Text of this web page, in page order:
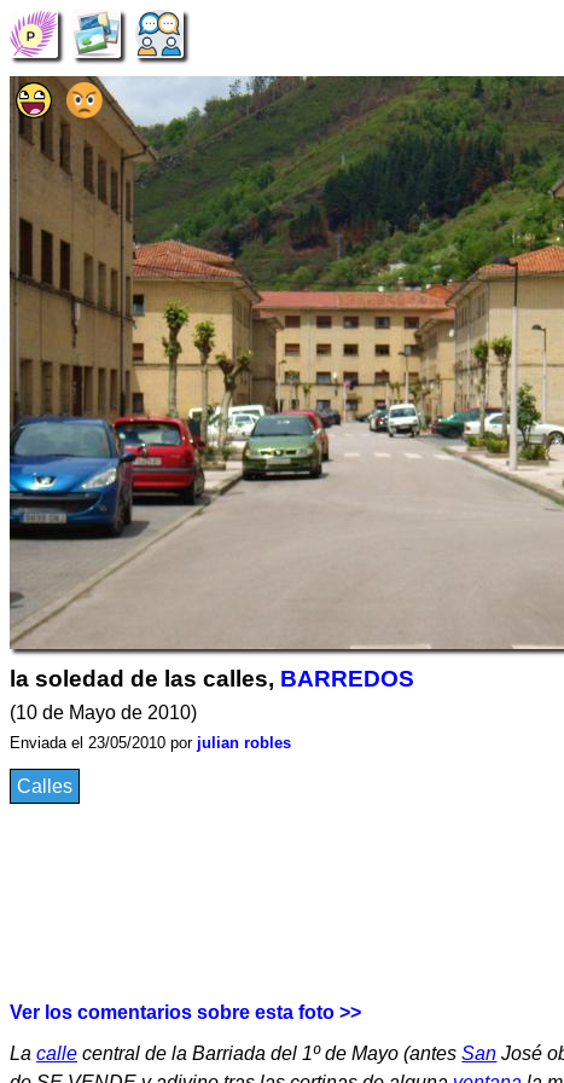
la soledad de las calles, BARREDOS
(10 de Mayo de 2010)
Enviada el 23/05/2010 por julian robles
Calles
Ver los comentarios sobre esta foto >>
Lacalle central de la Barriada del 1º de Mayo (antesSan José